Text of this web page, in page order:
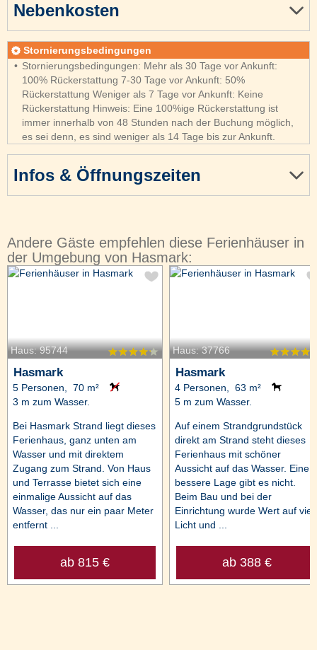
Infos & Öffnungszeiten
Nebenkosten
Stornierungsbedingungen
Stornierungsbedingungen: Mehr als 30 Tage vor Ankunft:
100% Rückerstattung 7-30 Tage vor Ankunft: 50%
Rückerstattung Weniger als 7 Tage vor Ankunft: Keine
Rückerstattung Hinweis: Eine 100%ige Rückerstattung ist
immer innerhalb von 48 Stunden nach der Buchung möglich,
es sei denn, es sind weniger als 14 Tage bis zur Ankunft.
Andere Gäste empfehlen diese Ferienhäuser in
der Umgebung von Hasmark:
Haus: 95744
Hasmark
5 Personen, 70 m²
3 m zum Wasser.
Bei Hasmark Strand liegt dieses
Ferienhaus, ganz unten am
Wasser und mit direktem
Zugang zum Strand. Von Haus
und Terrasse bietet sich eine
einmalige Aussicht auf das
Wasser, das nur ein paar Meter
entfernt ...
ab 815 €
Haus: 37766
Hasmark
4 Personen, 63 m²
5 m zum Wasser.
Auf einem Strandgrundstück
direkt am Strand steht dieses
Ferienhaus mit schöner
Aussicht auf das Wasser. Eine
bessere Lage gibt es nicht.
Beim Bau und bei der
Einrichtung wurde Wert auf viel
Licht und ...
ab 388 €